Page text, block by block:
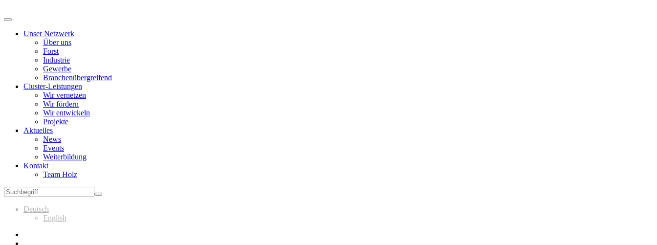
Unser Netzwerk
Über uns
Forst
Industrie
Gewerbe
Branchenübergreifend
Cluster-Leistungen
Wir vernetzen
Wir fördern
Wir entwickeln
Projekte
Aktuelles
News
Events
Weiterbildung
Kontakt
Team Holz
Deutsch
English